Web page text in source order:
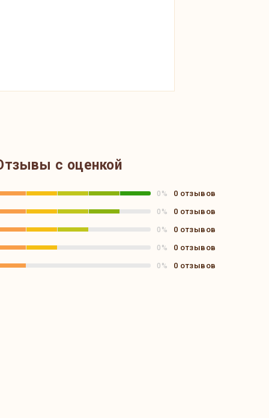
с оценкой
0% 0 отзывов
0% 0 отзывов
0% 0 отзывов
0% 0 отзывов
0% 0 отзывов